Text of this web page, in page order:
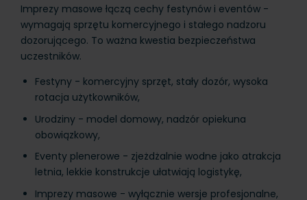
Imprezy masowe łączą cechy festynów i eventów -
wymagają sprzętu komercyjnego i stałego nadzoru
dozorującego. To ważna kwestia bezpieczeństwa
uczestników.
Festyny - komercyjny sprzęt, stały dozór, wysoka
rotacja użytkowników,
Urodziny - model domowy, nadzór opiekuna
obowiązkowy,
Eventy plenerowe - zjeżdżalnie wodne jako atrakcja
letnia, lekkie konstrukcje ułatwiają logistykę,
Imprezy masowe - wyłącznie wersje profesjonalne,